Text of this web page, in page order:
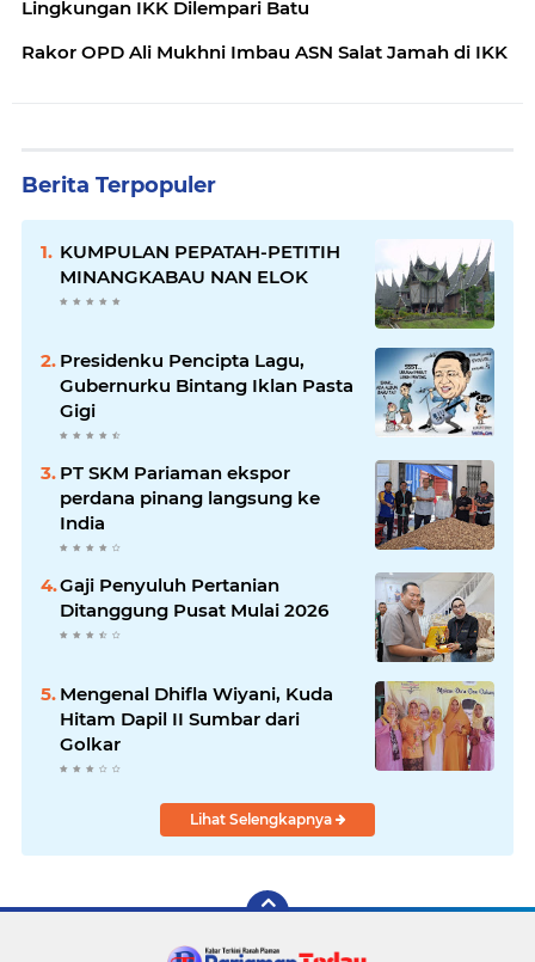
Lingkungan IKK Dilempari Batu
Rakor OPD Ali Mukhni Imbau ASN Salat Jamah di IKK
Berita Terpopuler
KUMPULAN PEPATAH-PETITIH
MINANGKABAU NAN ELOK
Presidenku Pencipta Lagu,
Gubernurku Bintang Iklan Pasta
Gigi
PT SKM Pariaman ekspor
perdana pinang langsung ke
India
Gaji Penyuluh Pertanian
Ditanggung Pusat Mulai 2026
Mengenal Dhifla Wiyani, Kuda
Hitam Dapil II Sumbar dari
Golkar
Lihat Selengkapnya